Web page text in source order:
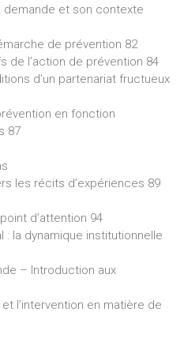
demande et son contexte
de prévention 82
de l’action de prévention 84
d’un partenariat fructueux
en fonction
87
les récits d’expériences 89
d’attention 94
: la dynamique institutionnelle
– Introduction aux
l’intervention en matière de